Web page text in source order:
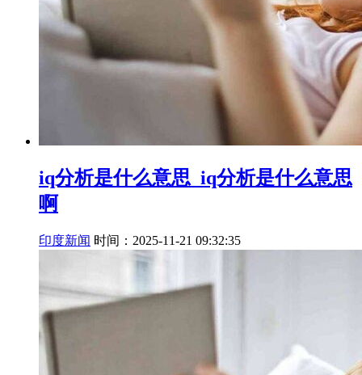
iq分析是什么意思_iq分析是什么意思
啊
印度新闻 时间：2025-11-21 09:32:35